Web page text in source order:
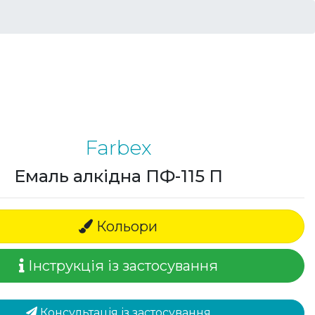
Farbex
Емаль алкідна ПФ-115 П
Кольори
Інструкція із застосування